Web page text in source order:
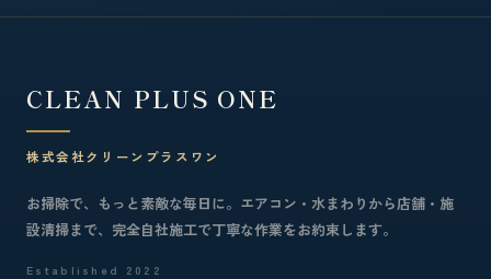
CLEAN PLUS ONE
株式会社クリーンプラスワン
お掃除で、もっと素敵な毎日に。エアコン・水まわりから店舗・施
設清掃まで、完全自社施工で丁寧な作業をお約束します。
Established 2022